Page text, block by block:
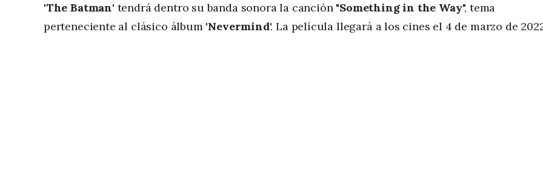
'The Batman' tendrá dentro su banda sonora la canción "Something in the Way", tema
perteneciente al clásico álbum 'Nevermind'. La película llegará a los cines el 4 de marzo de